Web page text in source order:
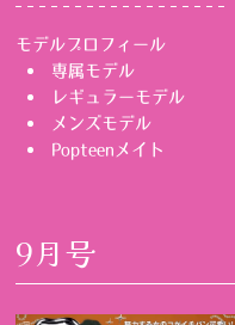
モデルプロフィール
専属モデル
レギュラーモデル
メンズモデル
Popteenメイト
9月号